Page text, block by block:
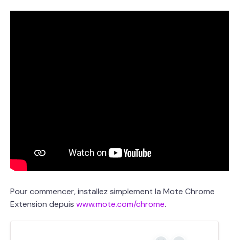
Pour commencer, installez simplement la Mote Chrome
Extension depuis www.mote.com/chrome.